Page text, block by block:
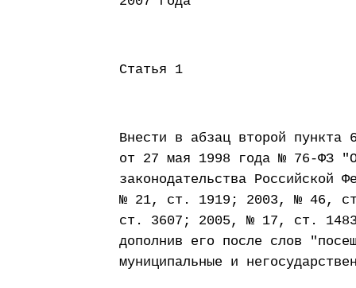
Статья 1
Внести в абзац второй пункта
от 27 мая 1998 года № 76-ФЗ "О
законодательства
№ 21, ст. 1919; 2003, № 46,
ст. 3607; 2005, № 17, ст.
дополнив его после слов
муниципальные и